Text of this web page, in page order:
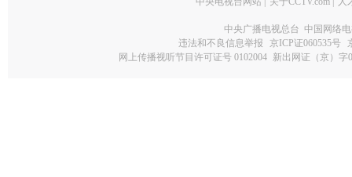
中央广播电视总台 中国网络
违法和不良信息举报
京ICP证060535号
网上传播视听节目许可证号 0102004 新出网证（京）